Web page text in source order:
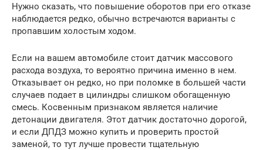
Нужно сказать, что повышение оборотов при его отказе
наблюдается редко, обычно встречаются варианты с
пропавшим холостым ходом.
Если на вашем автомобиле стоит датчик массового
расхода воздуха, то вероятно причина именно в нем.
Отказывает он редко, но при поломке в большей части
случаев подает в цилиндры слишком обогащенную
смесь. Косвенным признаком является наличие
детонации двигателя. Этот датчик достаточно дорогой,
и если ДПДЗ можно купить и проверить простой
заменой, то тут лучше провести тщательную